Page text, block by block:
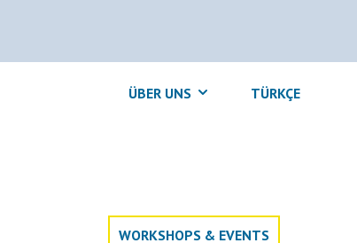
ÜBER UNS TÜRKÇE
WORKSHOPS & EVENTS